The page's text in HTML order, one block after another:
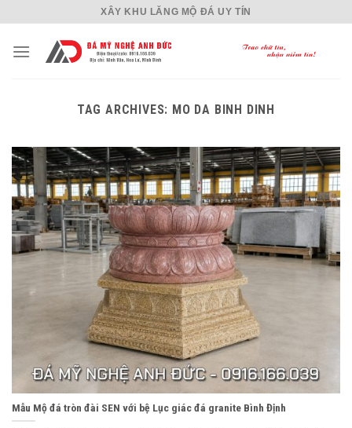
content
XÂY KHU LĂNG MỘ ĐÁ UY TÍN
TAG ARCHIVES: MO DA BINH DINH
Mẫu Mộ đá tròn đài SEN với bệ Lục giác đá granite Bình Định